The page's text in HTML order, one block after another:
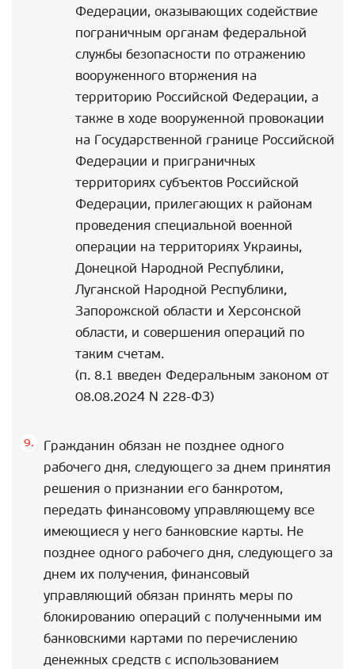
Федерации, оказывающих содействие
пограничным органам федеральной
службы безопасности по отражению
вооруженного вторжения на
территорию Российской Федерации, а
также в ходе вооруженной провокации
на Государственной границе Российской
Федерации и приграничных
территориях субъектов Российской
Федерации, прилегающих к районам
проведения специальной военной
операции на территориях Украины,
Донецкой Народной Республики,
Луганской Народной Республики,
Запорожской области и Херсонской
области, и совершения операций по
таким счетам.
(п. 8.1 введен Федеральным законом от
08.08.2024 N 228-ФЗ)
Гражданин обязан не позднее одного
рабочего дня, следующего за днем принятия
решения о признании его банкротом,
передать финансовому управляющему все
имеющиеся у него банковские карты. Не
позднее одного рабочего дня, следующего за
днем их получения, финансовый
управляющий обязан принять меры по
блокированию операций с полученными им
банковскими картами по перечислению
денежных средств с использованием